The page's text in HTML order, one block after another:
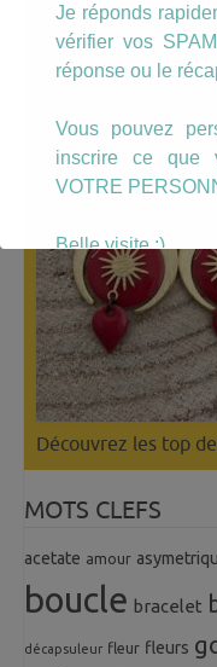
A LÀ UNE
Découvrez les top
MOTS CLEFS
acetate amour
boucle bracelet
décapsuleur fleur fleurs
Je réponds
vérifier vos
réponse ou le
Vous pouvez
inscrire ce que
VOTRE
Belle visite :)